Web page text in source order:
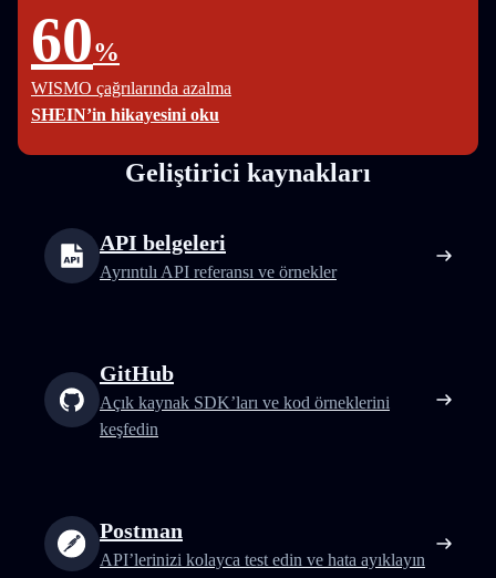
60%
WISMO çağrılarında azalma
SHEIN’in hikayesini oku
Geliştirici kaynakları
API belgeleri
Ayrıntılı API referansı ve örnekler
GitHub
Açık kaynak SDK’ları ve kod örneklerini
keşfedin
Postman
API’lerinizi kolayca test edin ve hata ayıklayın